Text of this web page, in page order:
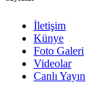
İletişim
Künye
Foto Galeri
Videolar
Canlı Yayın